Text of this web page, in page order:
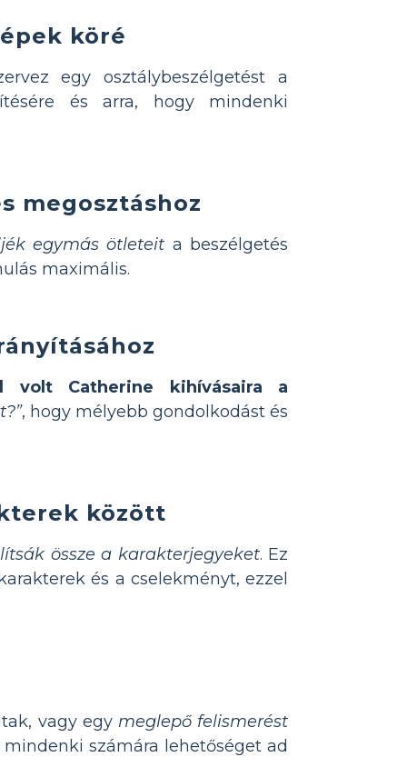
köré
egy osztálybeszélgetést a
és arra, hogy mindenki
megosztáshoz
egymás ötleteit a beszélgetés
maximális.
volt Catherine kihívásaira a
, hogy mélyebb gondolkodást és
között
össze a karakterjegyeket. Ez
és a cselekményt, ezzel
vagy egy meglepő felismerést
számára lehetőséget ad